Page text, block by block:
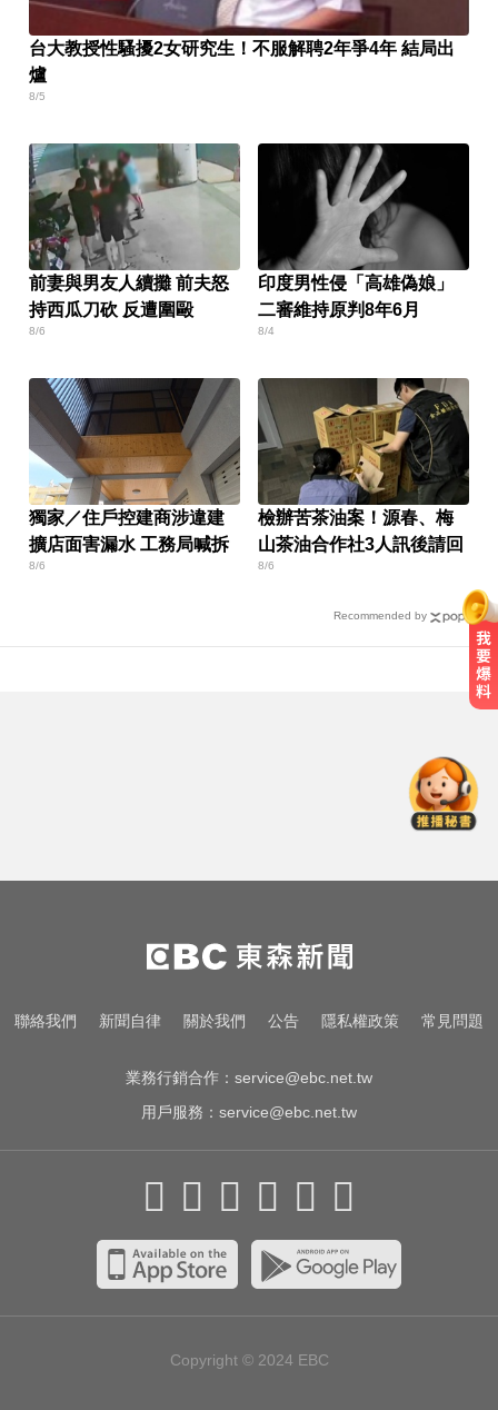
台大教授性騷擾2女研究生！不服解聘2年爭4年 結局出
爐
8/5
前妻與男友人續攤 前夫怒
持西瓜刀砍 反遭圍毆
8/6
印度男性侵「高雄偽娘」
二審維持原判8年6月
8/4
獨家／住戶控建商涉違建
擴店面害漏水 工務局喊拆
8/6
檢辦苦茶油案！源春、梅
山茶油合作社3人訊後請回
8/6
Recommended by
「玉山人壽」
川普嗆伊朗若不開放荷莫茲海峽 將
祭「二戰後最大攻擊」
MLB／李灝宇代打遭三振！老虎敗
聯絡我們 新聞自律 關於我們 公告 隱私權政策 常見問題
業務行銷合作： service@ebc.net.tw
用戶服務： service@ebc.net.tw
Copyright © 2024 EBC